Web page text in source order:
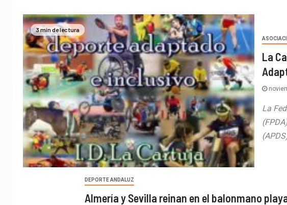
3 min de lectura
La
La
DEPORTE ANDALUZ
Almería y Sevilla reinan en el balonmano